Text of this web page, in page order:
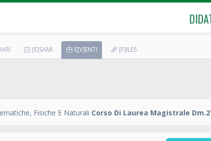
[E]SAMI E[V]ENTI [F]ILES
Fisiche E Naturali Corso Di Laurea Magistrale